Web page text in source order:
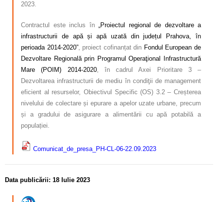
2023.
Contractul este inclus în „Proiectul regional de dezvoltare a
infrastructurii de apă și apă uzată din județul Prahova, în
perioada 2014-2020”, proiect cofinanțat din Fondul European de
Dezvoltare Regională prin Programul Operaţional Infrastructură
Mare (POIM) 2014-2020, în cadrul Axei Prioritare 3 –
Dezvoltarea infrastructurii de mediu în condiţii de management
eficient al resurselor, Obiectivul Specific (OS) 3.2 – Creșterea
nivelului de colectare și epurare a apelor uzate urbane, precum
și a gradului de asigurare a alimentării cu apă potabilă a
populației.
Comunicat_de_presa_PH-CL-06-22.09.2023
Data publicării: 18 Iulie 2023